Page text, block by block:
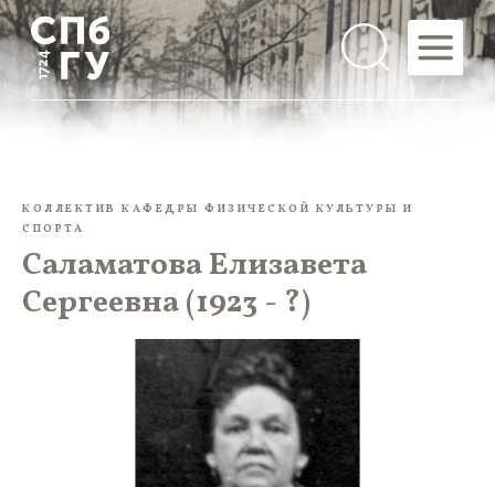
КОЛЛЕКТИВ КАФЕДРЫ ФИЗИЧЕСКОЙ КУЛЬТУРЫ И
СПОРТА
Саламатова Елизавета
Сергеевна (1923 - ?)